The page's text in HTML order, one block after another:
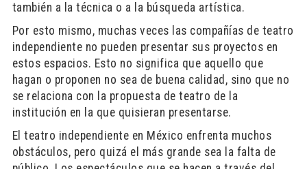
también a la técnica o a la búsqueda artística.
Por esto mismo, muchas veces las compañías de teatro
independiente no pueden presentar sus proyectos en
estos espacios. Esto no significa que aquello que
hagan o proponen no sea de buena calidad, sino que no
se relaciona con la propuesta de teatro de la
institución en la que quisieran presentarse.
El teatro independiente en México enfrenta muchos
obstáculos, pero quizá el más grande sea la falta de